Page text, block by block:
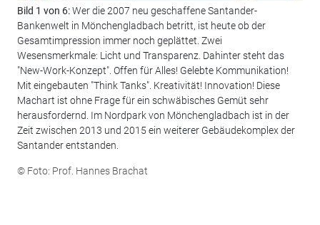
Bild 1 von 6:Wer die 2007 neu geschaffene Santander-
Bankenwelt in Mönchengladbach betritt, ist heute ob der
Gesamtimpression immer noch geplättet. Zwei
Wesensmerkmale: Licht und Transparenz. Dahinter steht das
"New-Work-Konzept". Offen für Alles! Gelebte Kommunikation!
Mit eingebauten "Think Tanks". Kreativität! Innovation! Diese
Machart ist ohne Frage für ein schwäbisches Gemüt sehr
herausfordernd. Im Nordpark von Mönchengladbach ist in der
Zeit zwischen 2013 und 2015 ein weiterer Gebäudekomplex der
Santander entstanden.
© Foto: Prof. Hannes Brachat